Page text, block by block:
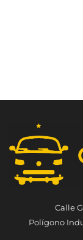
Calle
Polígono